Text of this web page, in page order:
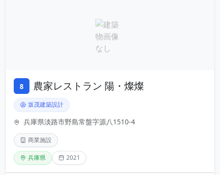
8 農家レストラン 陽・燦燦
坂茂建築設計
兵庫県淡路市野島常盤字源八1510-4
商業施設
兵庫県 2021